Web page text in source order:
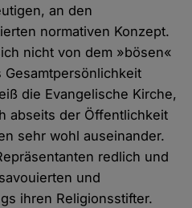
an den
normativen Konzept.
nicht von dem »bösen«
die Evangelische Kirche,
abseits der Öffentlichkeit
sehr wohl auseinander.
redlich und
und
ihren Religionsstifter.